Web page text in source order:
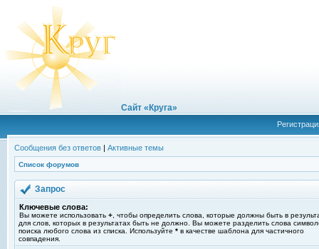
Сайт «Круга»
Сообщения без ответов | Активные темы
Список форумов
Запрос
Ключевые слова:
Вы можете использовать + , чтобы определить слова, которые должны быть в
для слов, которых в результатах быть не должно. Вы можете разделить слова
поиска любого слова из списка. Используйте * в качестве шаблона для частичного
совпадения.